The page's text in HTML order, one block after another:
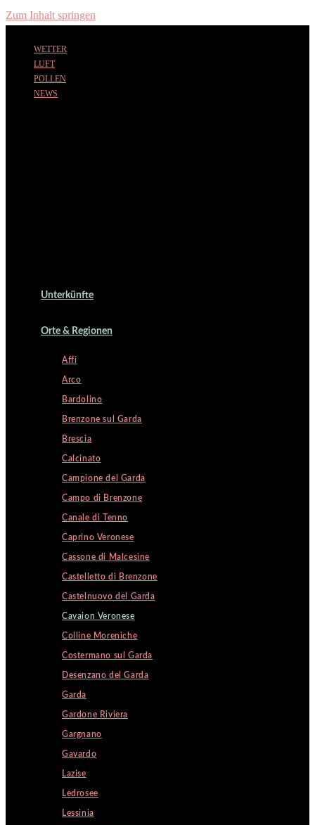
Zum Inhalt springen
WETTER
LUFT
POLLEN
NEWS
Unterkünfte
Orte & Regionen
Affi
Arco
Bardolino
Brenzone sul Garda
Brescia
Calcinato
Campione del Garda
Campo di Brenzone
Canale di Tenno
Caprino Veronese
Cassone di Malcesine
Castelletto di Brenzone
Castelnuovo del Garda
Cavaion Veronese
Colline Moreniche
Costermano sul Garda
Desenzano del Garda
Garda
Gardone Riviera
Gargnano
Gavardo
Lazise
Ledrosee
Lessinia